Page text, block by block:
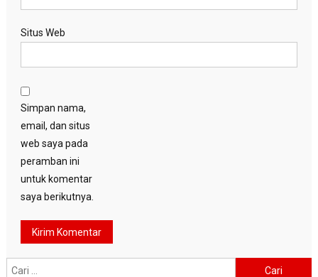
Situs Web
Simpan nama,
email, dan situs
web saya pada
peramban ini
untuk komentar
saya berikutnya.